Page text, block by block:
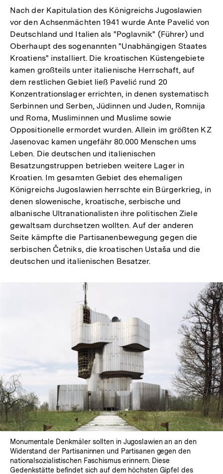
Nach der Kapitulation des Königreichs Jugoslawien
vor den Achsenmächten 1941 wurde Ante Pavelić von
Deutschland und Italien als "Poglavnik" (Führer) und
Oberhaupt des sogenannten "Unabhängigen Staates
Kroatiens" installiert. Die kroatischen Küstengebiete
kamen großteils unter italienische Herrschaft, auf
dem restlichen Gebiet ließ Pavelić rund 20
Konzentrationslager errichten, in denen systematisch
Serbinnen und Serben, Jüdinnen und Juden, Romnija
und Roma, Musliminnen und Muslime sowie
Oppositionelle ermordet wurden. Allein im größten KZ
Jasenovac kamen ungefähr 80.000 Menschen ums
Leben. Die deutschen und italienischen
Besatzungstruppen betrieben weitere Lager in
Kroatien. Im gesamten Gebiet des ehemaligen
Königreichs Jugoslawien herrschte ein Bürgerkrieg, in
denen slowenische, kroatische, serbische und
albanische Ultranationalisten ihre politischen Ziele
gewaltsam durchsetzen wollten. Auf der anderen
Seite kämpfte die Partisanenbewegung gegen die
serbischen Četniks, die kroatischen Ustaša und die
deutschen und italienischen Besatzer.
Monumentale Denkmäler sollten in Jugoslawien an an den
Widerstand der Partisaninnen und Partisanen gegen den
nationalsozialistischen Faschismus erinnern. Diese
Gedenkstätte befindet sich auf dem höchsten Gipfel des